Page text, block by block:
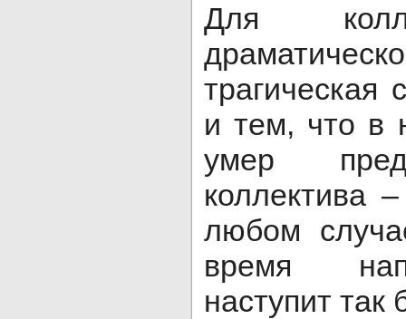
Для
трагическая
и тем, что в
умер
коллектива
любом
время
наступит так